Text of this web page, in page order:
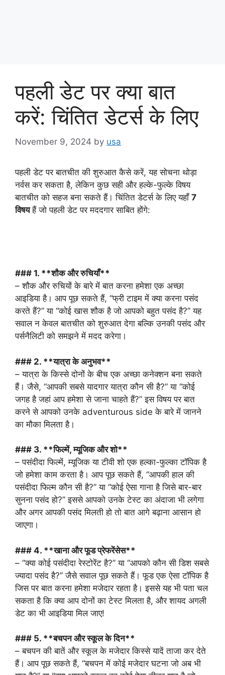
पहली डेट पर क्या बात
करें: चिंतित डेटर्स के लिए
November 9, 2024 by usa
पहली डेट पर बातचीत की शुरुआत कैसे करें, यह सोचना थोड़ा
नर्वस कर सकता है, लेकिन कुछ सही और हल्के-फुल्के विषय
बातचीत को सहज बना सकते हैं। चिंतित डेटर्स के लिए यहाँ7
विषयहैं जो पहली डेट पर मददगार साबित होंगे:
### 1. **शौक और रुचियाँ**
– शौक और रुचियों के बारे में बात करना हमेशा एक अच्छा
आइडिया है। आप पूछ सकते हैं, “फ्री टाइम में क्या करना पसंद
करते हैं?” या “कोई खास शौक है जो आपको बहुत पसंद है?” यह
सवाल न केवल बातचीत को शुरुआत देगा बल्कि उनकी पसंद और
पर्सनैलिटी को समझने में मदद करेगा।
### 2. **यात्रा के अनुभव**
– यात्रा के किस्से दोनों के बीच एक अच्छा कनेक्शन बना सकते
हैं। जैसे, “आपकी सबसे यादगार यात्रा कौन सी है?” या “कोई
जगह है जहां आप हमेशा से जाना चाहते हैं?” इस विषय पर बात
करने से आपको उनके adventurous side के बारे में जानने
का मौका मिलता है।
### 3. **फिल्में, म्यूजिक और शो**
– पसंदीदा फिल्में, म्यूजिक या टीवी शो एक हल्का-फुल्का टॉपिक है
जो हमेशा काम करता है। आप पूछ सकते हैं, “आपकी हाल की
पसंदीदा फिल्म कौन सी है?” या “कोई ऐसा गाना है जिसे बार-बार
सुनना पसंद हो?” इससे आपको उनके टेस्ट का अंदाजा भी लगेगा
और अगर आपकी पसंद मिलती हो तो बात आगे बढ़ाना आसान हो
जाएगा।
### 4. **खाना और फूड प्रेफरेंसेस**
– “क्या कोई पसंदीदा रेस्टोरेंट है?” या “आपको कौन सी डिश सबसे
ज्यादा पसंद है?” जैसे सवाल पूछ सकते हैं। फूड एक ऐसा टॉपिक है
जिस पर बात करना हमेशा मजेदार रहता है। इससे यह भी पता चल
सकता है कि क्या आप दोनों का टेस्ट मिलता है, और शायद अगली
डेट का भी आइडिया मिल जाए!
### 5. **बचपन और स्कूल के दिन**
– बचपन की बातें और स्कूल के मजेदार किस्से यादें ताजा कर देते
हैं। आप पूछ सकते हैं, “बचपन में कोई मजेदार घटना जो अब भी